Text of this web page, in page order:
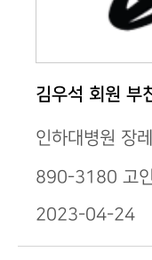
김우석 회원 부
인하대병원 장
890-3180 고인
2023-04-24